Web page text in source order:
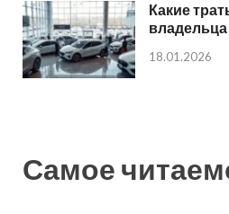
Какие
18.01.2026
Самое